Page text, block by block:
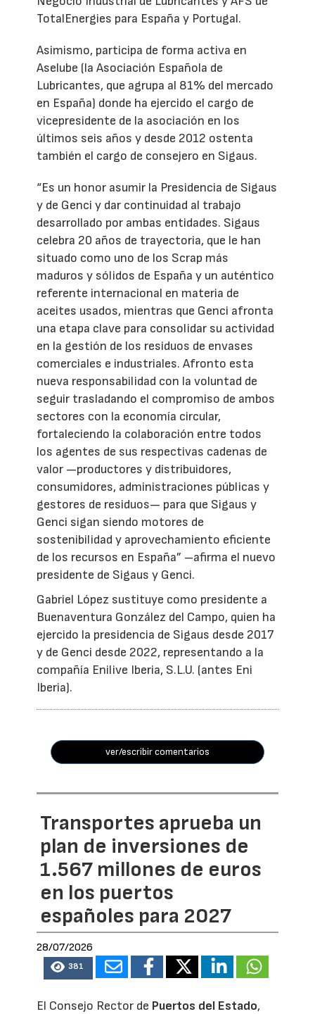
TotalEnergies para España y Portugal.
Asimismo, participa de forma activa en
Aselube (la Asociación Española de
Lubricantes, que agrupa al 81% del mercado
en España) donde ha ejercido el cargo de
vicepresidente de la asociación en los
últimos seis años y desde 2012 ostenta
también el cargo de consejero en Sigaus.
“Es un honor asumir la Presidencia de Sigaus
y de Genci y dar continuidad al trabajo
desarrollado por ambas entidades. Sigaus
celebra 20 años de trayectoria, que le han
situado como uno de los Scrap más
maduros y sólidos de España y un auténtico
referente internacional en materia de
aceites usados, mientras que Genci afronta
una etapa clave para consolidar su actividad
en la gestión de los residuos de envases
comerciales e industriales. Afronto esta
nueva responsabilidad con la voluntad de
seguir trasladando el compromiso de ambos
sectores con la economía circular,
fortaleciendo la colaboración entre todos
los agentes de sus respectivas cadenas de
valor —productores y distribuidores,
consumidores, administraciones públicas y
gestores de residuos— para que Sigaus y
Genci sigan siendo motores de
sostenibilidad y aprovechamiento eficiente
de los recursos en España” –afirma el nuevo
presidente de Sigaus y Genci.
Gabriel López sustituye como presidente a
Buenaventura González del Campo, quien ha
ejercido la presidencia de Sigaus desde 2017
y de Genci desde 2022, representando a la
compañía Enilive Iberia, S.L.U. (antes Eni
Iberia).
ver/escribir comentarios
Transportes aprueba un
plan de inversiones de
1.567 millones de euros
en los puertos
españoles para 2027
28/07/2026
381
El Consejo Rector de Puertos del Estado,